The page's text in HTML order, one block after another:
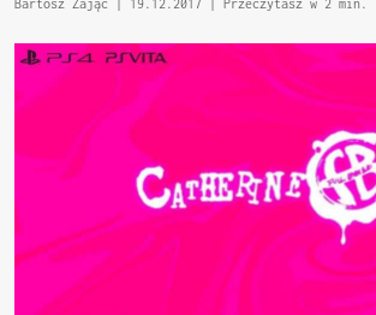
Bartosz Zając | 19.12.2017 | Przeczytasz w 2 min.